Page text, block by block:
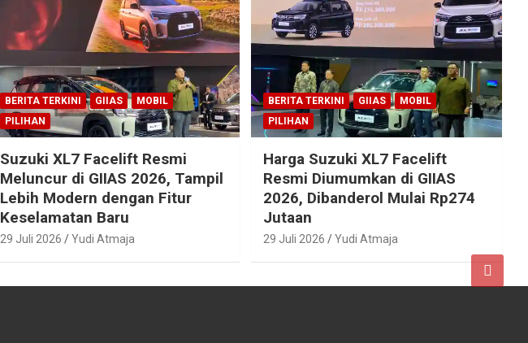
BERITA TERKINI GIIAS
MOBIL
PILIHAN
Suzuki XL7 Facelift Resmi
Meluncur di GIIAS 2026, Tampil
Lebih Modern dengan Fitur
Keselamatan Baru
29 Juli 2026 Yudi Atmaja
BERITA TERKINI GIIAS
MOBIL
PILIHAN
Harga Suzuki XL7 Facelift
Resmi Diumumkan di GIIAS
2026, Dibanderol Mulai Rp274
Jutaan
29 Juli 2026 Yudi Atmaja